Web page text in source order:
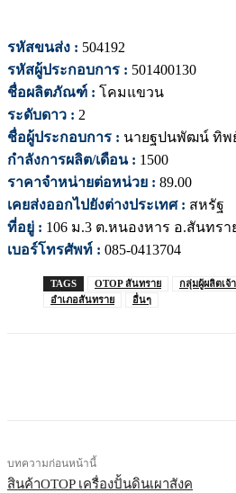
รหัสขนส่ง : 504192
รหัสผู้ประกอบการ : 501400130
ชื่อผลิตภัณฑ์ : โคมแขวน
ระดับดาว : 2
ชื่อผู้ประกอบการ : นายฐปนพัฒน์ ทิ
กำลังการผลิต/เดือน : 1500
ราคาจำหน่ายต่อหน่วย : 89.00
เคยส่งออกไปยังต่างประเทศ : สหรัฐ
ที่อยู่ : 106 ม.3 ต.หนองหาร อ.สันทรา
เบอร์โทรศัพท์ : 085-0413704
TAGS OTOP สันทราย กลุ่มผู้ผลิตเจ้
อำเภอสันทราย
อื่นๆ
บทความก่อนหน้านี้
สินค้าOTOP เครื่องปั้นดินเผาสังค